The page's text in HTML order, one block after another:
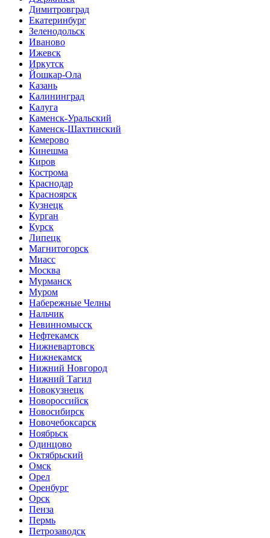
Димитровград
Екатеринбург
Зеленодольск
Иваново
Ижевск
Иркутск
Йошкар-Ола
Казань
Калининград
Калуга
Каменск-Уральский
Каменск-Шахтинский
Кемерово
Кинешма
Киров
Кострома
Краснодар
Красноярск
Кузнецк
Курган
Курск
Липецк
Магнитогорск
Миасс
Москва
Мурманск
Муром
Набережные Челны
Нальчик
Невинномысск
Нефтекамск
Нижневартовск
Нижнекамск
Нижний Новгород
Нижний Тагил
Новокузнецк
Новороссийск
Новосибирск
Новочебоксарск
Ноябрьск
Одинцово
Октябрьский
Омск
Орел
Оренбург
Орск
Пенза
Пермь
Петрозаводск